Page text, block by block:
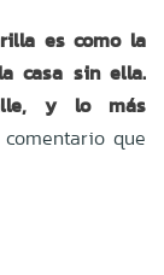
es como la
casa sin ella.
y lo más
comentario que